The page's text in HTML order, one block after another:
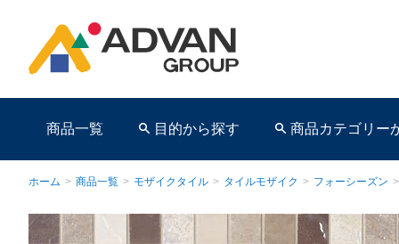
商品一覧 目的から探す 商品カテゴリー
ホーム > 商品一覧 > モザイクタイル > タイルモザイク > フォーシーズン >